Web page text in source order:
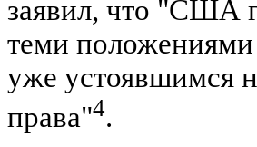
заявил, что "США
теми положениями
уже устоявшимся
права"4.